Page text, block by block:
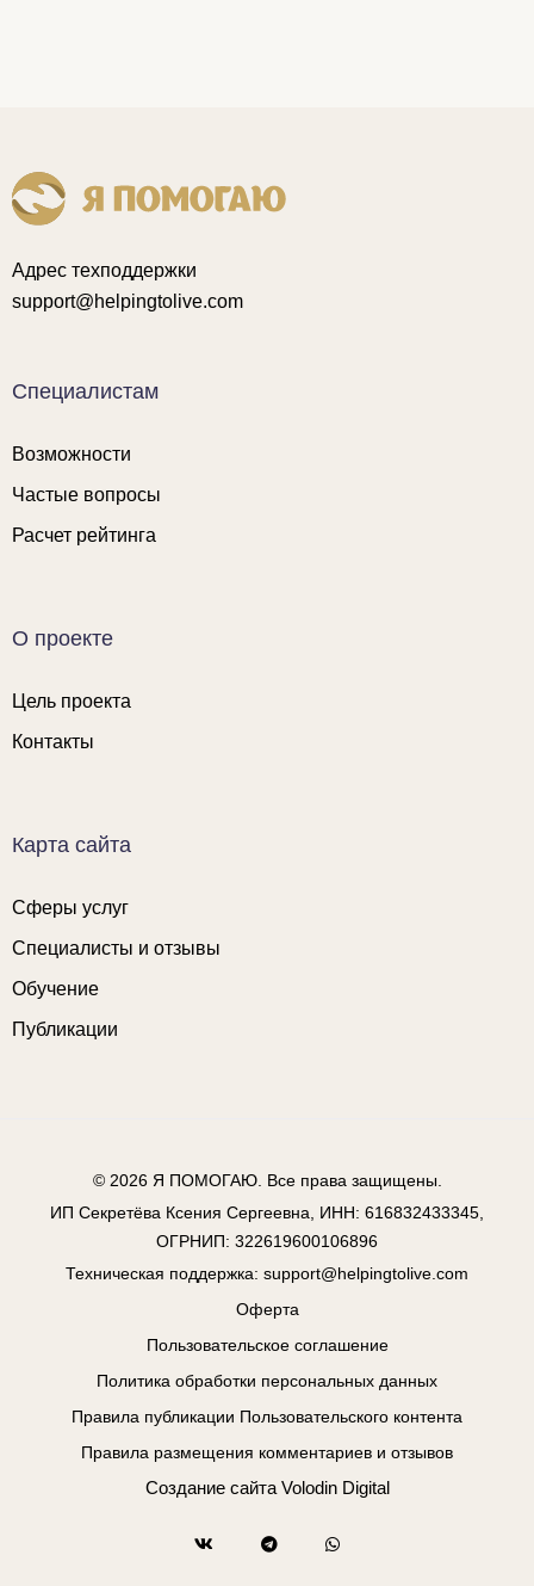
Адрес техподдержки
support@helpingtolive.com
Специалистам
Возможности
Частые вопросы
Расчет рейтинга
О проекте
Цель проекта
Контакты
Карта сайта
Сферы услуг
Специалисты и отзывы
Обучение
Публикации
© 2026 Я ПОМОГАЮ. Все права защищены.
ИП Секретёва Ксения Сергеевна, ИНН: 616832433345,
ОГРНИП: 322619600106896
Техническая поддержка: support@helpingtolive.com
Оферта
Пользовательское соглашение
Политика обработки персональных данных
Правила публикации Пользовательского контента
Правила размещения комментариев и отзывов
Создание сайта Volodin Digital